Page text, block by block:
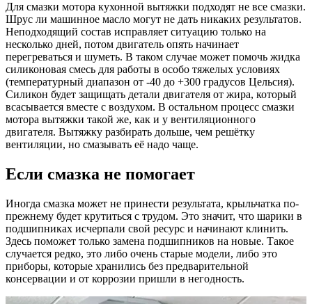
Для смазки мотора кухонной вытяжки подходят не все смазки.
Шрус ли машинное масло могут не дать никаких результатов.
Неподходящий состав исправляет ситуацию только на
несколько дней, потом двигатель опять начинает
перегреваться и шуметь. В таком случае может помочь жидка
силиконовая смесь для работы в особо тяжелых условиях
(температурный диапазон от -40 до +300 градусов Цельсия).
Силикон будет защищать детали двигателя от жира, который
всасывается вместе с воздухом. В остальном процесс смазки
мотора вытяжки такой же, как и у вентиляционного
двигателя. Вытяжку разбирать дольше, чем решётку
вентиляции, но смазывать её надо чаще.
Если смазка не помогает
Иногда смазка может не принести результата, крыльчатка по-
прежнему будет крутиться с трудом. Это значит, что шарики в
подшипниках исчерпали свой ресурс и начинают клинить.
Здесь поможет только замена подшипников на новые. Такое
случается редко, это либо очень старые модели, либо это
приборы, которые хранились без предварительной
консервации и от коррозии пришли в негодность.